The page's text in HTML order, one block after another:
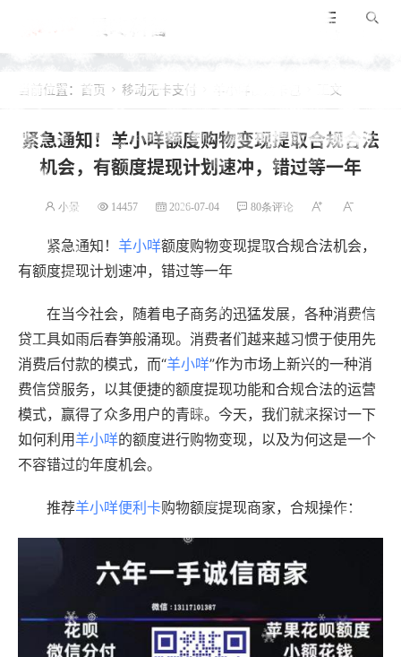
景咚科普
当前位置： 首页  移动无卡支付 羊小咩便荔卡包 正文
紧急通知！羊小咩额度购物变现提取合规合法
机会，有额度提现计划速冲，错过等一年
小景 14457 2026-07-04 80条评论
紧急通知！ 羊小咩额度购物变现提取合规合法机会，
有额度提现计划速冲，错过等一年
在当今社会，随着电子商务的迅猛发展，各种消费信
贷工具如雨后春笋般涌现。消费者们越来越习惯于使用先
消费后付款的模式，而“羊小咩”作为市场上新兴的一种消
费信贷服务，以其便捷的额度提现功能和合规合法的运营
模式，赢得了众多用户的青睐。今天，我们就来探讨一下
如何利用 羊小咩的额度进行购物变现，以及为何这是一个
不容错过的年度机会。
推荐羊小咩便利卡购物额度提现商家，合规操作：